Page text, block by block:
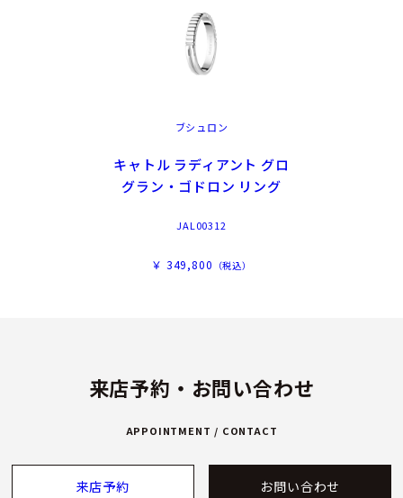
ブシュロン
キャトル ラディアント グロ
グラン・ゴドロン リング
JAL00312
￥ 349,800 （税込）
来店予約・お問い合わせ
APPOINTMENT / CONTACT
来店予約 お問い合わせ